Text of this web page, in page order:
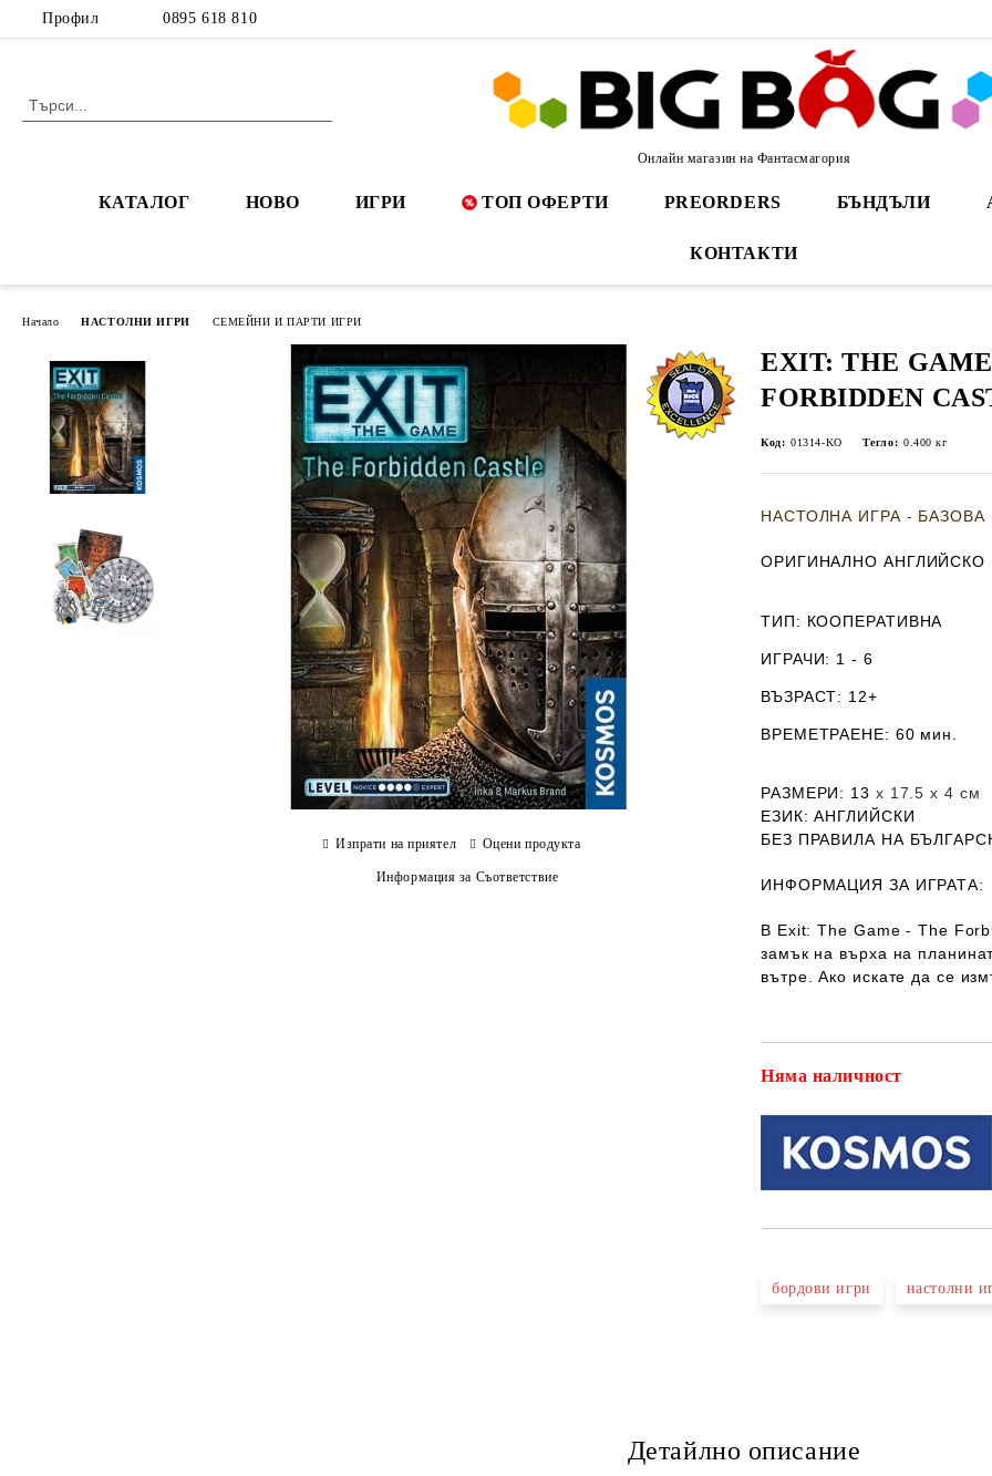
Профил 0895 618 810
Онлайн магазин на Фантасмагория
КАТАЛОГ НОВО ИГРИ ТОП ОФЕРТИ PREORDERS БЪНДЪЛИ
КОНТАКТИ
Начало НАСТОЛНИ ИГРИ СЕМЕЙНИ И ПАРТИ ИГРИ
EXIT: THE
FORBIDDEN
Код: 01314-KO Тегло: 0.400 кг
НАСТОЛНА ИГРА - БАЗОВА
ОРИГИНАЛНО АНГЛИЙСКО
ТИП: КООПЕРАТИВНА
ИГРАЧИ: 1 - 6
ВЪЗРАСТ: 12+
ВРЕМЕТРАЕНЕ: 60 мин.
РАЗМЕРИ: 13 х 17.5 х 4 см
ЕЗИК: АНГЛИЙСКИ
БЕЗ ПРАВИЛА НА
ИНФОРМАЦИЯ ЗА ИГРАТА:
В Exit: The Game - The
замък на върха на
вътре. Ако искате да се
Няма наличност
бордови игри настолни
Изпрати на приятел Оцени продукта
Информация за Съответствие
Детайлно описание